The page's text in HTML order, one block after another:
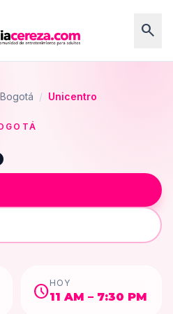
search
Bogotá / Unicentro
scheduleHOY
11 AM – 7:30 PM